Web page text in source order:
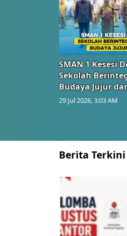
SMAN 1 Kesesi
Sekolah
Budaya Jujur
29 Jul 2026, 3:03 AM
Berita Terkini